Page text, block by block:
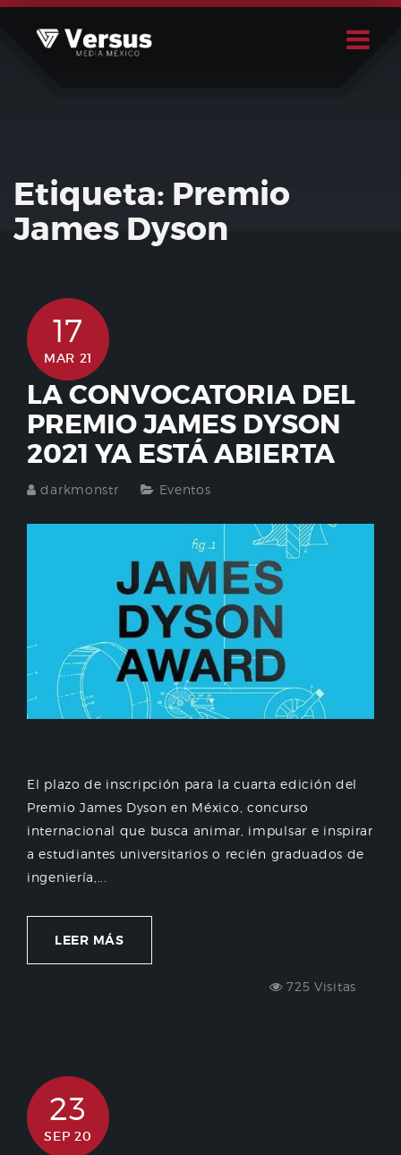
Skip
Etiqueta: Premio
James Dyson
17
MAR 21
LA CONVOCATORIA DEL
PREMIO JAMES DYSON
2021 YA ESTÁ ABIERTA
darkmonstr Eventos
El plazo de inscripción para la cuarta edición del
Premio James Dyson en México, concurso
internacional que busca animar, impulsar e inspirar
a estudiantes universitarios o recién graduados de
ingeniería,...
LEER MÁS
725 Visitas
23
SEP 20